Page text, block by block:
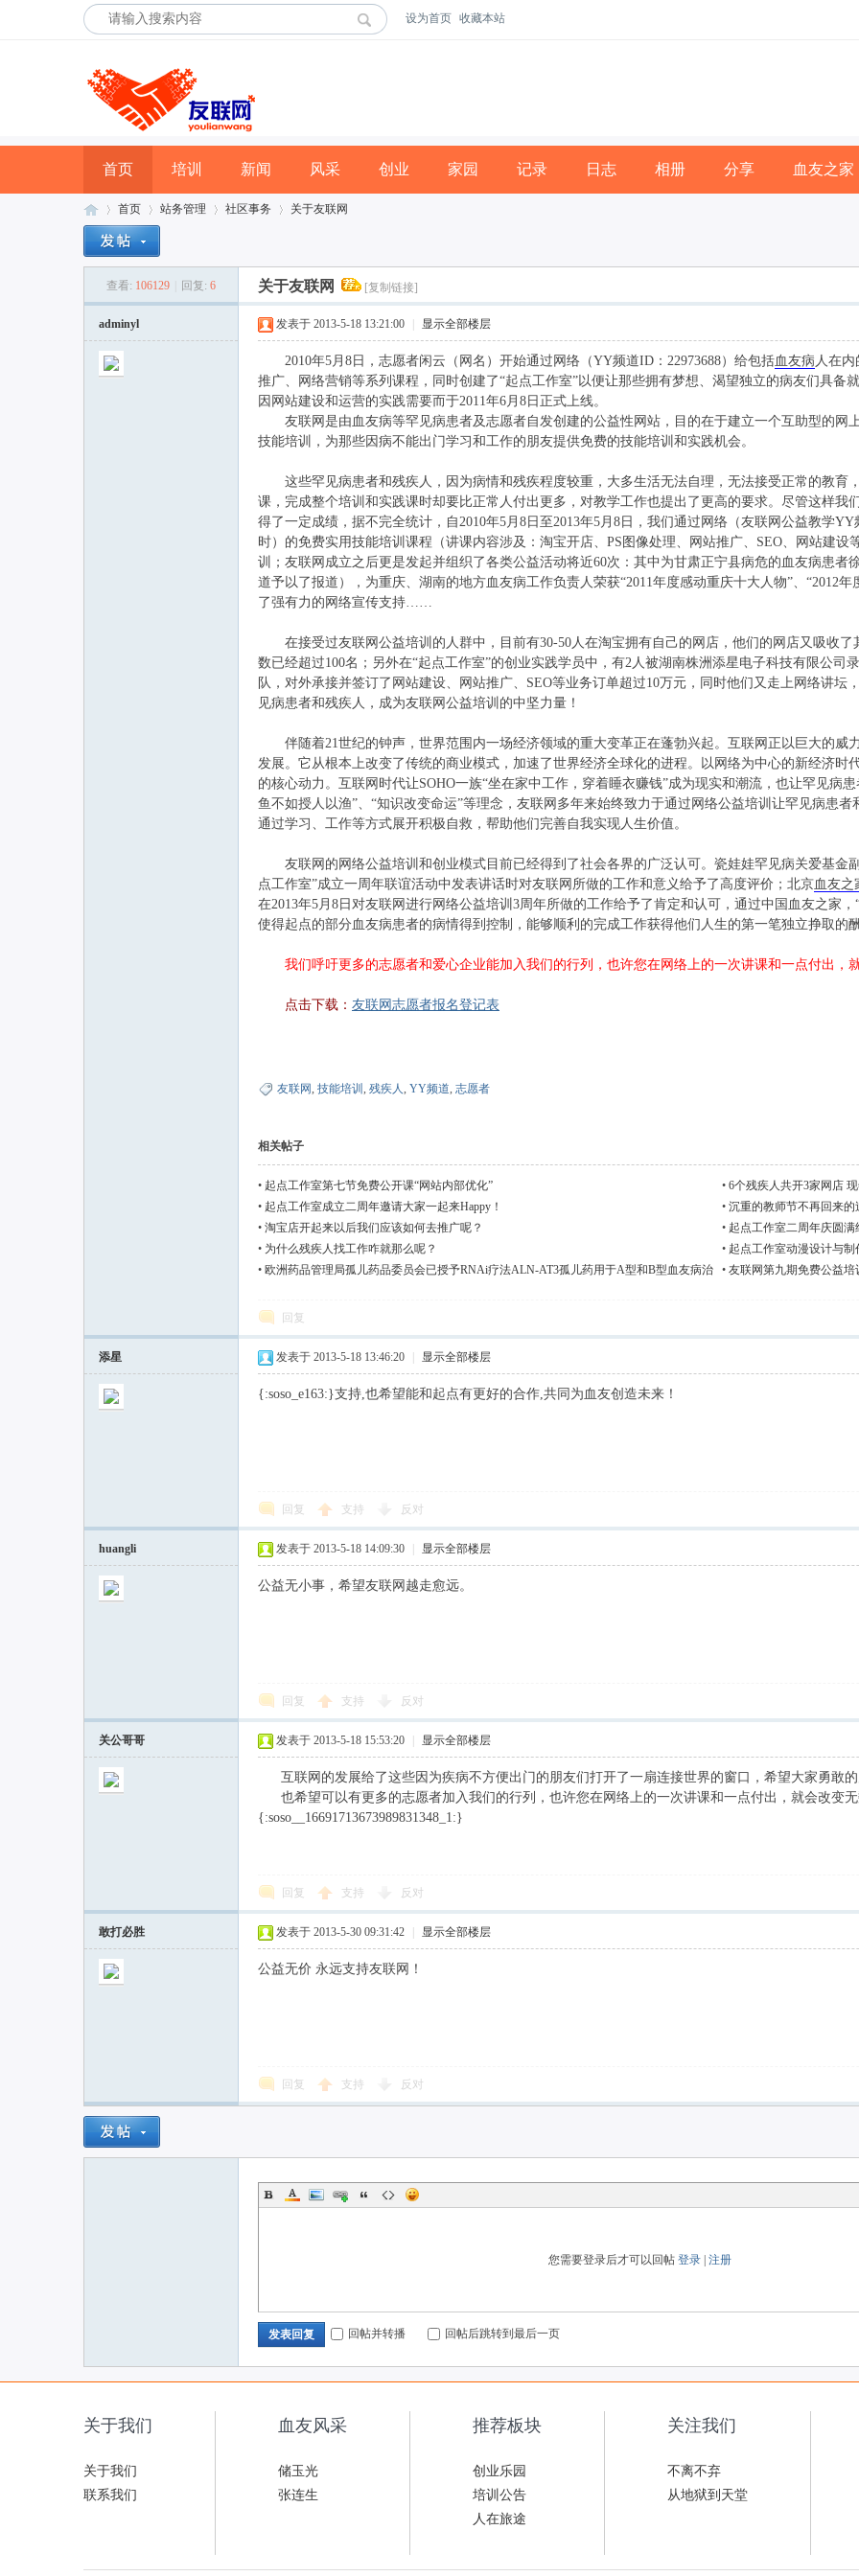
设为首页 收藏本站
首页 培训 新闻 风采 创业 家园 记录 日志 相册 分享 血友之家
首页
›
站务管理 社区事务
›
关于友联网
查看: 106129 回复: 6 关于友联网 [复制链接]
adminyl 发表于 2013-5-18 13:21:00 显示全部楼层
2010年5月8日，志愿者闲云（网名）开始通过网络（YY频道ID：22973688）给包括血友病 人在
推广、网络营销等系列课程，同时创建了“起点工作室”以便让那些拥有梦想、渴望独立的病友们具备
因网站建设和运营的实践需要而于2011年6月8日正式上线。
友联网是由血友病等罕见病患者及志愿者自发创建的公益性网站，目的在于建立一个互助型的网
技能培训，为那些因病不能出门学习和工作的朋友提供免费的技能培训和实践机会。
这些罕见病患者和残疾人，因为病情和残疾程度较重，大多生活无法自理，无法接受正常的教育
课，完成整个培训和实践课时却要比正常人付出更多，对教学工作也提出了更高的要求。尽管这样我
得了一定成绩，据不完全统计，自2010年5月8日至2013年5月8日，我们通过网络（友联网公益教学
时）的免费实用技能培训课程（讲课内容涉及：淘宝开店、PS图像处理、网站推广、SEO、网站建设
训；友联网成立之后更是发起并组织了各类公益活动将近60次：其中为甘肃正宁县病危的血友病患者
道予以了报道），为重庆、湖南的地方血友病工作负责人荣获“2011年度感动重庆十大人物”、“2012
了强有力的网络宣传支持……
在接受过友联网公益培训的人群中，目前有30-50人在淘宝拥有自己的网店，他们的网店又吸收了
数已经超过100名；另外在“起点工作室”的创业实践学员中，有2人被湖南株洲添星电子科技有限公司
队，对外承接并签订了网站建设、网站推广、SEO等业务订单超过10万元，同时他们又走上网络讲
见病患者和残疾人，成为友联网公益培训的中坚力量！
伴随着21世纪的钟声，世界范围内一场经济领域的重大变革正在蓬勃兴起。互联网正以巨大的威
发展。它从根本上改变了传统的商业模式，加速了世界经济全球化的进程。以网络为中心的新经济时
的核心动力。互联网时代让SOHO一族“坐在家中工作，穿着睡衣赚钱”成为现实和潮流，也让罕见病
鱼不如授人以渔”、“知识改变命运”等理念，友联网多年来始终致力于通过网络公益培训让罕见病患
通过学习、工作等方式展开积极自救，帮助他们完善自我实现人生价值。
友联网的网络公益培训和创业模式目前已经得到了社会各界的广泛认可。瓷娃娃罕见病关爱基金
点工作室”成立一周年联谊活动中发表讲话时对友联网所做的工作和意义给予了高度评价；北京血友之
在2013年5月8日对友联网进行网络公益培训3周年所做的工作给予了肯定和认可，通过中国血友之家
使得起点的部分血友病患者的病情得到控制，能够顺利的完成工作获得他们人生的第一笔独立挣取
我们呼吁更多的志愿者和爱心企业能加入我们的行列，也许您在网络上的一次讲课和一点付出，
点击下载： 友联网志愿者报名登记表
友联网, 技能培训 , 残疾人, YY频道, 志愿者
相关帖子
• 起点工作室第七节免费公开课“网站内部优化” • 6个残疾人共开3家网店
• 起点工作室成立二周年邀请大家一起来Happy！ • 沉重的教师节不再回来的
• 淘宝店开起来以后我们应该如何去推广呢？ • 起点工作室二周年庆圆满
• 为什么残疾人找工作咋就那么呢？ • 起点工作室动漫设计与制
• 欧洲药品管理局孤儿药品委员会已授予RNAi疗法ALN-AT3孤儿药用于A型和B型血友病治
• 友联网第九期免费公益培
回复
添星 发表于 2013-5-18 13:46:20 显示全部楼层
{:soso_e163:}支持,也希望能和起点有更好的合作,共同为血友创造未来！
回复 支持 反对
huangli 发表于 2013-5-18 14:09:30 显示全部楼层
公益无小事，希望友联网越走愈远。
回复 支持 反对
关公哥哥 发表于 2013-5-18 15:53:20 显示全部楼层
互联网的发展给了这些因为疾病不方便出门的朋友们打开了一扇连接世界的窗口，希望大家勇敢的
也希望可以有更多的志愿者加入我们的行列，也许您在网络上的一次讲课和一点付出，就会改变无
{:soso__16691713673989831348_1:}
回复 支持 反对
敢打必胜 发表于 2013-5-30 09:31:42 显示全部楼层
公益无价 永远支持友联网！
回复 支持 反对
您需要登录后才可以回帖 登录 注册
发表回复 回帖并转播 回帖后跳转到最后一页
关于我们
关于我们
联系我们
血友风采
储玉光
张连生
推荐板块
创业乐园
培训公告
人在旅途
关注我们
不离不弃
从地狱到天堂